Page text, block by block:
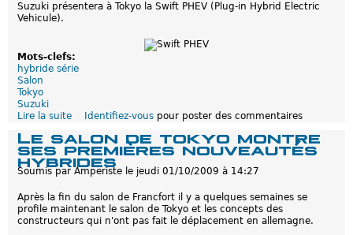
a
l
a
e
r
j
s
r
a
p
Suzuki présentera à Tokyo la Swift PHEV (Plug-in Hybrid Electric
Vehicule).
Mots-clefs:
hybride série
Salon
Tokyo
Suzuki
Lire la suite
S
u
u
S
w
Identifiez-vous pour poster des commentaires
Le salon de tokyo montre
ses premières nouveautés
hybrides
Soumis parAmperiste le jeudi 01/10/2009 à 14:27
Après la fin du salon de Francfort il y a quelques semaines se
profile maintenant le salon de Tokyo et les concepts des
constructeurs qui n'ont pas fait le déplacement en allemagne.